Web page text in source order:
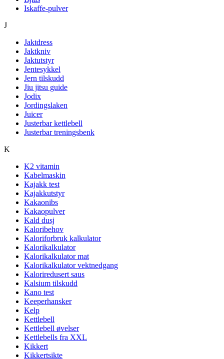
Iskaffe-pulver
J
Jaktdress
Jaktkniv
Jaktutstyr
Jentesykkel
Jern tilskudd
Jiu jitsu guide
Jodix
Jordingslaken
Juicer
Justerbar kettlebell
Justerbar treningsbenk
K
K2 vitamin
Kabelmaskin
Kajakk test
Kajakkutstyr
Kakaonibs
Kakaopulver
Kald dusj
Kaloribehov
Kaloriforbruk kalkulator
Kalorikalkulator
Kalorikalkulator mat
Kalorikalkulator vektnedgang
Kaloriredusert saus
Kalsium tilskudd
Kano test
Keeperhansker
Kelp
Kettlebell
Kettlebell øvelser
Kettlebells fra XXL
Kikkert
Kikkertsikte